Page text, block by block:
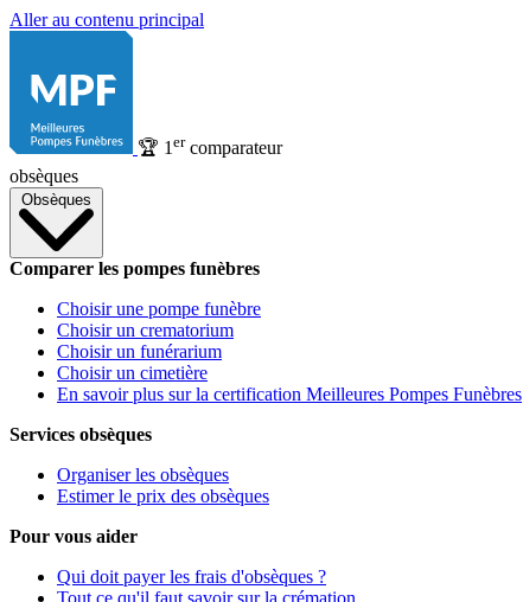
Aller au contenu principal
🏆 1 ercomparateur
obsèques
Obsèques
Comparer les pompes funèbres
Choisir une pompe funèbre
Choisir un crematorium
Choisir un funérarium
Choisir un cimetière
En savoir plus sur la certification Meilleures Pompes Funèbres
Services obsèques
Organiser les obsèques
Estimer le prix des obsèques
Pour vous aider
Qui doit payer les frais d'obsèques ?
Tout ce qu'il faut savoir sur la crémation